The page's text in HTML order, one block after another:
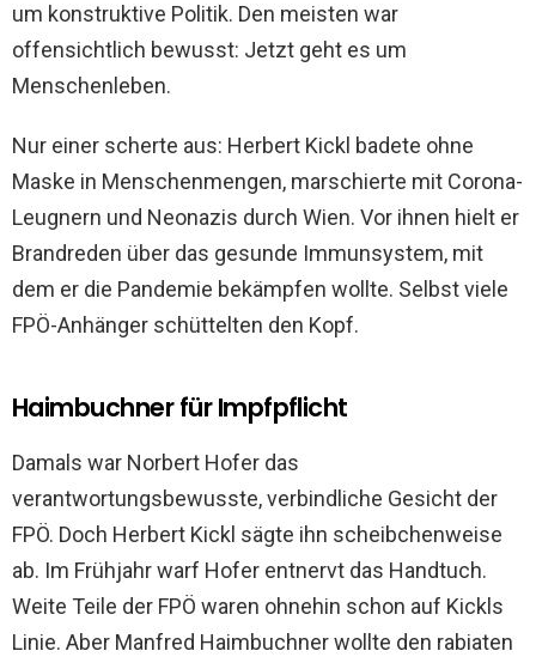
um konstruktive Politik. Den meisten war
offensichtlich bewusst: Jetzt geht es um
Menschenleben.
Nur einer scherte aus: Herbert Kickl badete ohne
Maske in Menschenmengen, marschierte mit Corona-
Leugnern und Neonazis durch Wien. Vor ihnen hielt er
Brandreden über das gesunde Immunsystem, mit
dem er die Pandemie bekämpfen wollte. Selbst viele
FPÖ-Anhänger schüttelten den Kopf.
Haimbuchner für Impfpflicht
Damals war Norbert Hofer das
verantwortungsbewusste, verbindliche Gesicht der
FPÖ. Doch Herbert Kickl sägte ihn scheibchenweise
ab. Im Frühjahr warf Hofer entnervt das Handtuch.
Weite Teile der FPÖ waren ohnehin schon auf Kickls
Linie. Aber Manfred Haimbuchner wollte den rabiaten